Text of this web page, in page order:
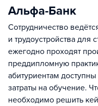
Альфа-Банк
Cотрудничество
и трудоустройства для
ежегодно проходят
преддипломную
абитуриентам
затраты на обучение.
необходимо решить